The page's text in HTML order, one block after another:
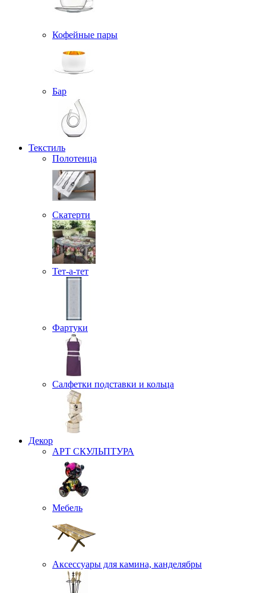
Кофейные пары
Бар
Текстиль
Полотенца
Скатерти
Тет-а-тет
Фартуки
Салфетки подставки и кольца
Декор
АРТ СКУЛЬПТУРА
Мебель
Аксессуары для камина, канделябры